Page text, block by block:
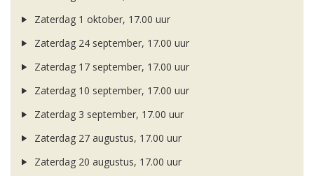
Zaterdag 1 oktober, 17.00 uur
Zaterdag 24 september, 17.00 uur
Zaterdag 17 september, 17.00 uur
Zaterdag 10 september, 17.00 uur
Zaterdag 3 september, 17.00 uur
Zaterdag 27 augustus, 17.00 uur
Zaterdag 20 augustus, 17.00 uur